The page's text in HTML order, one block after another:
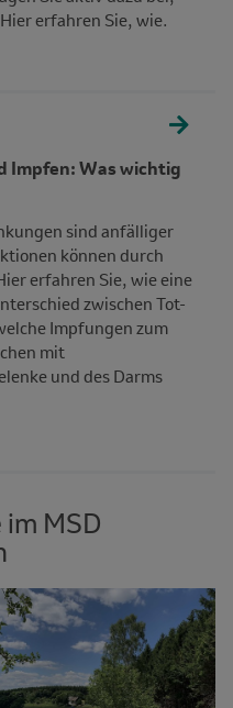
erfahren Sie, wie.
Impfen: Was wichtig
sind anfälliger
können durch
erfahren Sie, wie eine
zwischen Tot-
Impfungen zum
mit
und des Darms
MSD